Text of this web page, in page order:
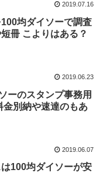
2019.07.16
均ダイソーで調査
冊 こよりはある？
2019.06.23
ーのスタンプ事務用
金別納や速達のもあ
2019.06.07
100均ダイソーが安